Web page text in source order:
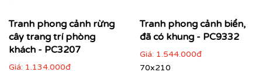
Giá trị phong thuỷ tích cực: mang năng lượng an
yên, cân bằng và sinh khí cho không gian sống
Tranh phong cảnh rừng
cây trang trí phòng
khách - PC3207
Giá: 1.134.000đ
Tranh phong cảnh biển,
đã có khung - PC9332
Giá: 1.544.000đ
70x210